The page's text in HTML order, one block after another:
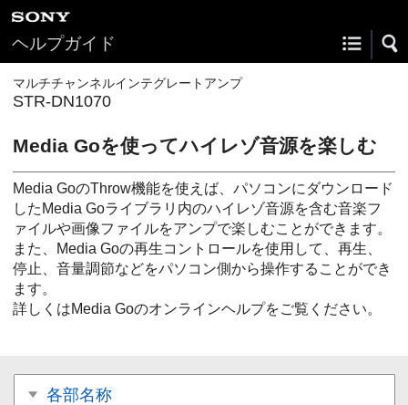
ヘルプガイド
マルチチャンネルインテグレートアンプ
STR-DN1070
Media Goを使ってハイレゾ音源を楽しむ
Media GoのThrow機能を使えば、パソコンにダウンロード
したMedia Goライブラリ内のハイレゾ音源を含む音楽フ
ァイルや画像ファイルをアンプで楽しむことができます。
また、Media Goの再生コントロールを使用して、再生、
停止、音量調節などをパソコン側から操作することができ
ます。
詳しくはMedia Goのオンラインヘルプをご覧ください。
各部名称